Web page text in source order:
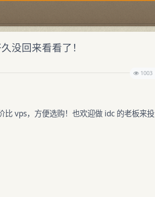
没回来看看了！
1003
vps，方便选购！也欢迎做 idc 的老板来投